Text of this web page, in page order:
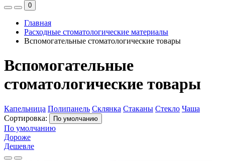
0
Главная
Расходные стоматологические материалы
Вспомогательные стоматологические товары
Вспомогательные
стоматологические товары
Капельница Полипанель Склянка Стаканы Стекло Чаша
Сортировка:
По умолчанию
По умолчанию
Дороже
Дешевле